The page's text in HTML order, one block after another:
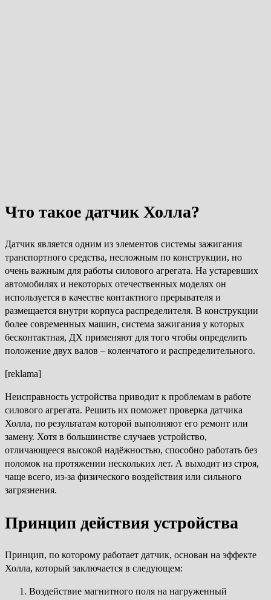
Что такое датчик Холла?
Датчик является одним из элементов системы зажигания
транспортного средства, несложным по конструкции, но
очень важным для работы силового агрегата. На устаревших
автомобилях и некоторых отечественных моделях он
используется в качестве контактного прерывателя и
размещается внутри корпуса распределителя. В конструкции
более современных машин, система зажигания у которых
бесконтактная, ДХ применяют для того чтобы определить
положение двух валов – коленчатого и распределительного.
[reklama]
Неисправность устройства приводит к проблемам в работе
силового агрегата. Решить их поможет проверка датчика
Холла, по результатам которой выполняют его ремонт или
замену. Хотя в большинстве случаев устройство,
отличающееся высокой надёжностью, способно работать без
поломок на протяжении нескольких лет. А выходит из строя,
чаще всего, из-за физического воздействия или сильного
загрязнения.
Принцип действия устройства
Принцип, по которому работает датчик, основан на эффекте
Холла, который заключается в следующем:
Воздействие магнитного поля на нагруженный